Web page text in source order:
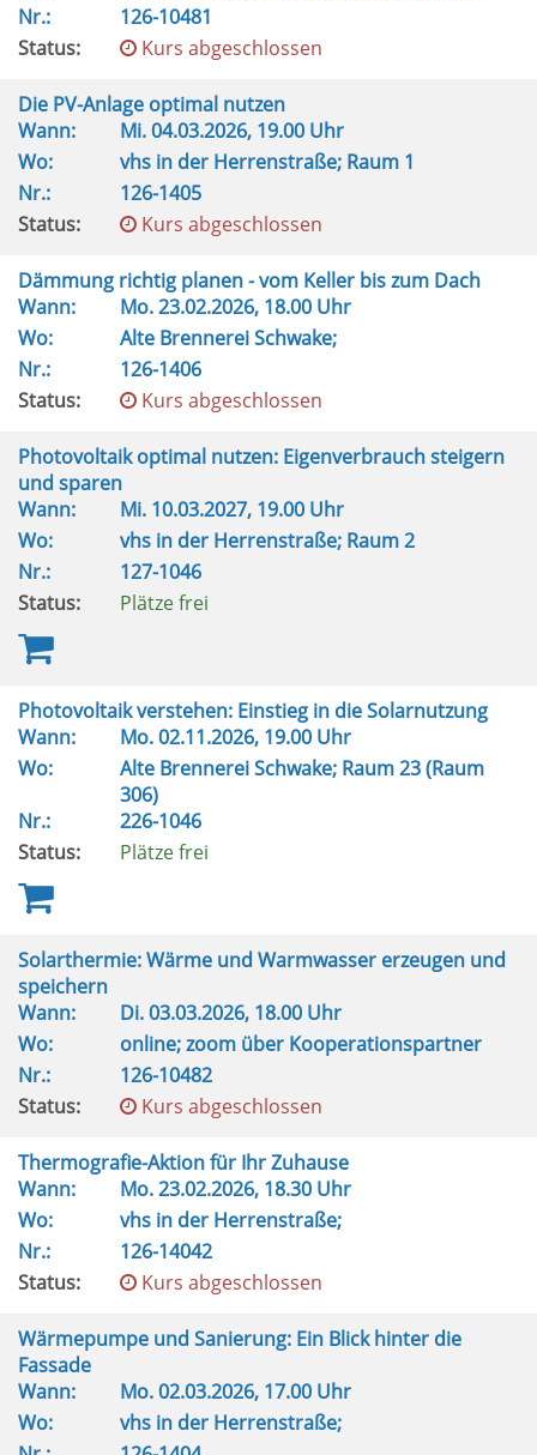
Nr.:
126-10481
Status:
Kurs abgeschlossen
Die PV-Anlage optimal nutzen
Wann:
Mi.04.03.2026, 19.00 Uhr
Wo:
vhs in der Herrenstraße; Raum 1
Nr.:
126-1405
Status:
Kurs abgeschlossen
Dämmung richtig planen - vom Keller bis zum Dach
Wann:
Mo.23.02.2026, 18.00 Uhr
Wo:
Alte Brennerei Schwake;
Nr.:
126-1406
Status:
Kurs abgeschlossen
Photovoltaik optimal nutzen: Eigenverbrauch steigern
und sparen
Wann:
Mi. 10.03.2027, 19.00 Uhr
Wo:
vhs in der Herrenstraße; Raum 2
Nr.:
127-1046
Status:
Plätze frei
Photovoltaik verstehen: Einstieg in die Solarnutzung
Wann:
Mo.02.11.2026, 19.00 Uhr
Wo:
Alte Brennerei Schwake; Raum 23 (Raum
306)
Nr.:
226-1046
Status:
Plätze frei
Solarthermie: Wärme und Warmwasser erzeugen und
speichern
Wann:
Di.03.03.2026, 18.00 Uhr
Wo:
online; zoom über Kooperationspartner
Nr.:
126-10482
Status:
Kurs abgeschlossen
Thermografie-Aktion für Ihr Zuhause
Wann:
Mo.23.02.2026, 18.30 Uhr
Wo:
vhs in der Herrenstraße;
Nr.:
126-14042
Status:
Kurs abgeschlossen
Wärmepumpe und Sanierung: Ein Blick hinter die
Fassade
Wann:
Mo.02.03.2026, 17.00 Uhr
Wo:
vhs in der Herrenstraße;